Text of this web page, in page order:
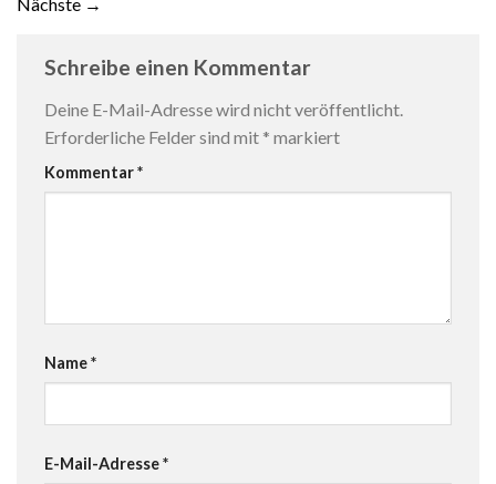
Schreibe einen Kommentar
Deine E-Mail-Adresse wird nicht veröffentlicht.
Erforderliche Felder sind mit * markiert
Kommentar*
Name*
E-Mail-Adresse*